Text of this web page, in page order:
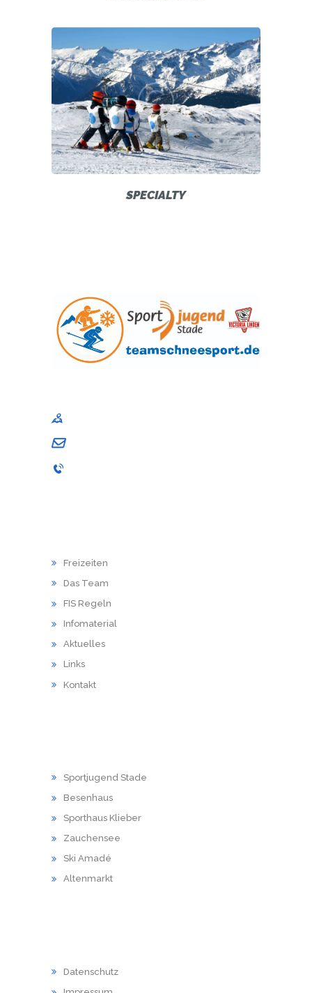
SPECIALTY
Freizeiten
Das Team
FIS Regeln
Infomaterial
Aktuelles
Links
Kontakt
Sportjugend Stade
Besenhaus
Sporthaus Klieber
Zauchensee
Ski Amadé
Altenmarkt
Datenschutz